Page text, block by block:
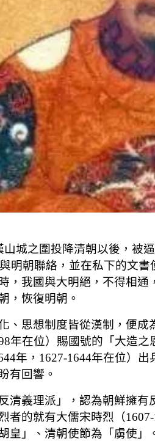
城之圍投降清朝以後，被
明朝聯絡，並在私下的文
，我國與大明絕，不得相
，恢復明朝。
、思想制度皆從漢制，便
年在位）賜國號的「大造
年，1627-1644年在位）
有回響。
清義理派」，認為朝鮮擁
者的就有大儒宋時烈（
皇」、清朝使節為「虜使」